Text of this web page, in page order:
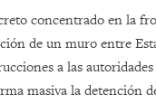
concentrado en la
de un muro entre
a las
masiva la detención